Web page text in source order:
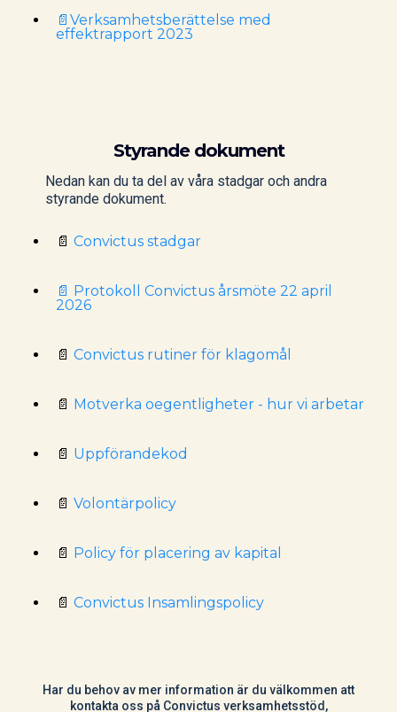
📄Verksamhetsberättelse med
effektrapport 2023
Styrande dokument
Nedan kan du ta del av våra stadgar och andra
styrande dokument.
📄 Convictus stadgar
📄 Protokoll Convictus årsmöte 22 april
2026
📄 Convictus rutiner för klagomål
📄 Motverka oegentligheter - hur vi arbetar
📄 Uppförandekod
📄 Volontärpolicy
📄 Policy för placering av kapital
📄 Convictus Insamlingspolicy
Har du behov av mer information är du välkommen att
kontakta oss på Convictus verksamhetsstöd,